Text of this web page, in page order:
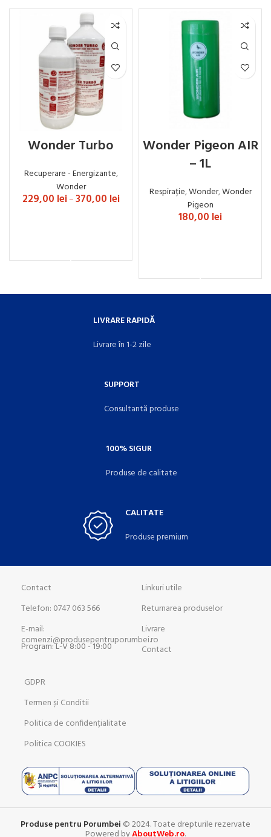
Wonder Turbo
Recuperare - Energizante,
Wonder
229,00 lei–370,00 lei
Wonder Pigeon AIR
– 1L
Respirație,Wonder,Wonder
Pigeon
180,00 lei
LIVRARE RAPIDĂ
Livrare în 1-2 zile
SUPPORT
Consultantă produse
100% SIGUR
Produse de calitate
CALITATE
Produse premium
Contact
Telefon: 0747 063 566
E-mail:
comenzi@produsepentruporumbei.ro
Program: L-V 8:00 - 19:00
Linkuri utile
Returnarea produselor
Livrare
Contact
GDPR
Termen și Conditii
Politica de confidențialitate
Politica COOKIES
Produse pentru Porumbei © 2024. Toate drepturile rezervate
Powered byAboutWeb.ro.